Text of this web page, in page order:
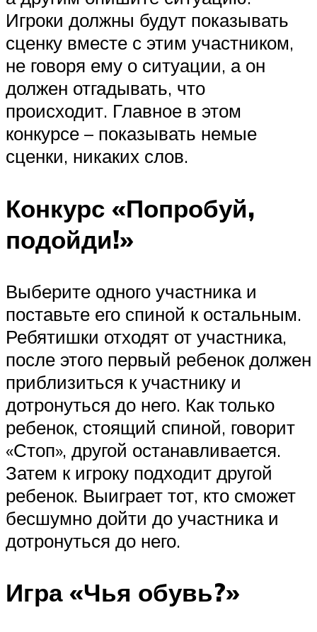
Игроки должны будут показывать
сценку вместе с этим участником,
не говоря ему о ситуации, а он
должен отгадывать, что
происходит. Главное в этом
конкурсе – показывать немые
сценки, никаких слов.
Конкурс «Попробуй,
подойди!»
Выберите одного участника и
поставьте его спиной к остальным.
Ребятишки отходят от участника,
после этого первый ребенок должен
приблизиться к участнику и
дотронуться до него. Как только
ребенок, стоящий спиной, говорит
«Стоп», другой останавливается.
Затем к игроку подходит другой
ребенок. Выиграет тот, кто сможет
бесшумно дойти до участника и
дотронуться до него.
Игра «Чья обувь?»